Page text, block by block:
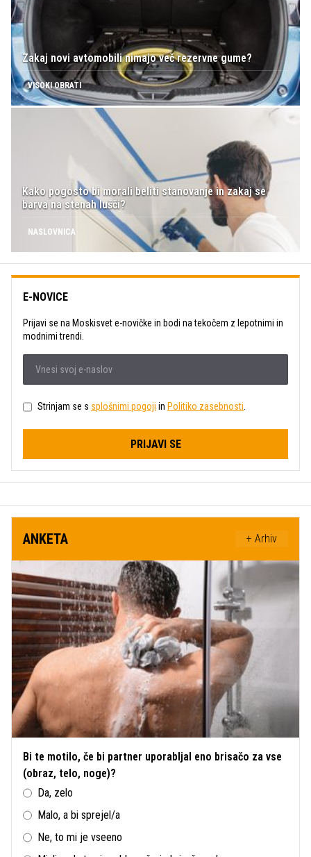
Zakaj novi avtomobili nimajo več rezervne gume?
VISOKI OBRATI
Kako pogosto bi morali beliti stanovanje in zakaj se
barva na stenah lušči?
NASLOVNICA
E-NOVICE
Prijavi se na Moskisvet e-novičke in bodi na tekočem z lepotnimi in
modnimi trendi.
Strinjam se s splošnimi pogoji in Politiko zasebnosti.
PRIJAVI SE
ANKETA + Arhiv
Bi te motilo, če bi partner uporabljal eno brisačo za vse
(obraz, telo, noge)?
Da, zelo
Malo, a bi sprejel/a
Ne, to mi je vseeno